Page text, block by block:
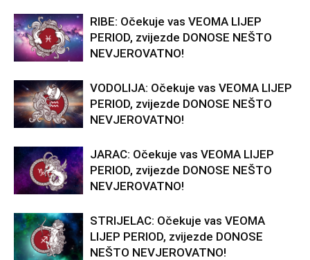
RIBE: Očekuje vas VEOMA LIJEP
PERIOD, zvijezde DONOSE NEŠTO
NEVJEROVATNO!
VODOLIJA: Očekuje vas VEOMA LIJEP
PERIOD, zvijezde DONOSE NEŠTO
NEVJEROVATNO!
JARAC: Očekuje vas VEOMA LIJEP
PERIOD, zvijezde DONOSE NEŠTO
NEVJEROVATNO!
STRIJELAC: Očekuje vas VEOMA
LIJEP PERIOD, zvijezde DONOSE
NEŠTO NEVJEROVATNO!